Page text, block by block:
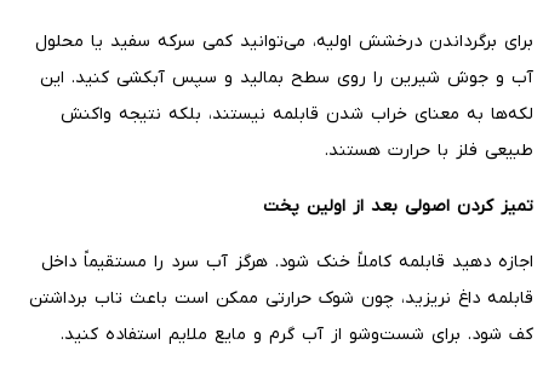
برای برگرداندن درخشش اولیه، می‌توانید کمی سرکه سفید یا محلول
آب و جوش شیرین را روی سطح بمالید و سپس آبکشی کنید. این
لکه‌ها به معنای خراب شدن قابلمه نیستند، بلکه نتیجه واکنش
طبیعی فلز با حرارت هستند.
تمیز کردن اصولی بعد از اولین پخت
اجازه دهید قابلمه کاملاً خنک شود. هرگز آب سرد را مستقیماً داخل
قابلمه داغ نریزید، چون شوک حرارتی ممکن است باعث تاب برداشتن
کف شود. برای شست‌وشو از آب گرم و مایع ملایم استفاده کنید.